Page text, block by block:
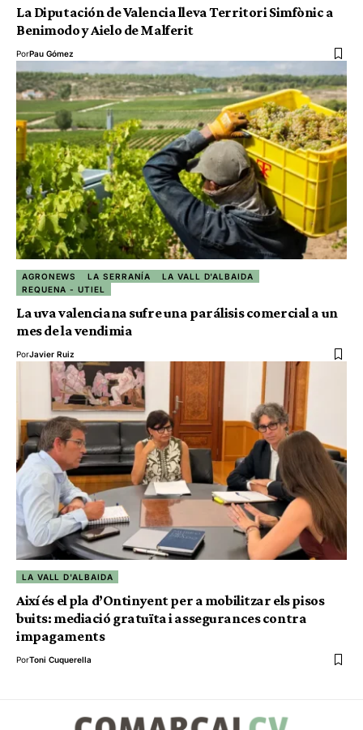
La Diputación de Valencia lleva Territori Simfònic a
Benimodo y Aielo de Malferit
PorPau Gómez
AGRONEWS LA SERRANÍA
LA VALL D'ALBAIDA
REQUENA - UTIEL
La uva valenciana sufre una parálisis comercial a un
mes de la vendimia
PorJavier Ruiz
LA VALL D'ALBAIDA
Així és el pla d’Ontinyent per a mobilitzar els pisos
buits: mediació gratuïta i assegurances contra
impagaments
PorToni Cuquerella